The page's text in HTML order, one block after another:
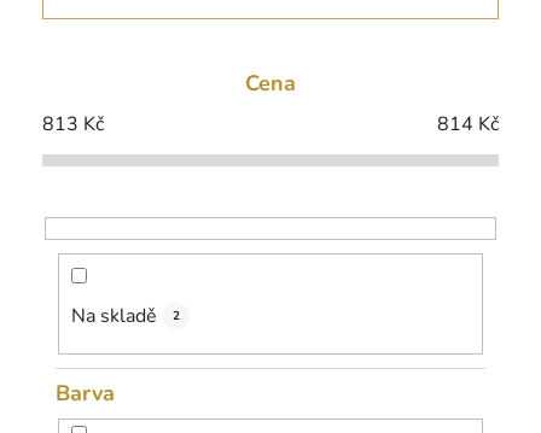
z
í
p
o
d
ů
Cena
813 Kč 814 Kč
Na skladě 2
Barva